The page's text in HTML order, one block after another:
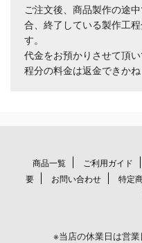
ご注文後、商品製作の途
合、終了している製作工
す。
代金をお預かりさせて頂
程分の料金は返金できかね
商品一覧 ご利用ガイド
要
お問い合わせ 特定
※当店の休業日は営